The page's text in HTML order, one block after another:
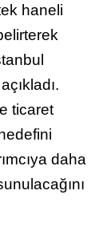
haneli
ticaret
daha